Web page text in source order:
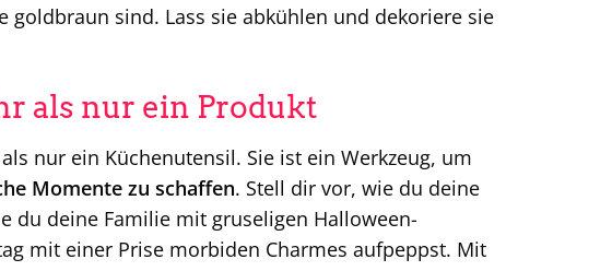
sind. Lass sie abkühlen und dekoriere sie
als nur ein Produkt
nur ein Küchenutensil. Sie ist ein Werkzeug, um
Momente zu schaffen. Stell dir vor, wie du deine
du deine Familie mit gruseligen Halloween-
mit einer Prise morbiden Charmes aufpeppst. Mit